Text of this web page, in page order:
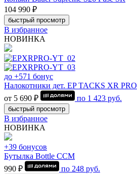
104 990 ₽
быстрый просмотр
В избранное
НОВИНКА
до +571 бонус
Налокотники дет. EP TACKS XR PRO
от 5 690 ₽
по 1 423 руб.
быстрый просмотр
В избранное
НОВИНКА
+39 бонусов
Бутылка Bottle CCM
990 ₽
по 248 руб.